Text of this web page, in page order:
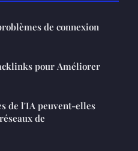
de connexion
pour Améliorer
de l'IA peuvent-elles
de